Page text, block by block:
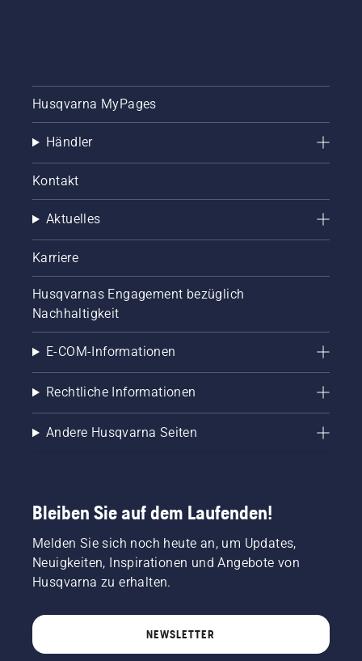
Husqvarna MyPages
Händler
Kontakt
Aktuelles
Karriere
Husqvarnas Engagement bezüglich
Nachhaltigkeit
E-COM-Informationen
Rechtliche Informationen
Andere Husqvarna Seiten
Bleiben Sie auf dem Laufenden!
Melden Sie sich noch heute an, um Updates,
Neuigkeiten, Inspirationen und Angebote von
Husqvarna zu erhalten.
NEWSLETTER